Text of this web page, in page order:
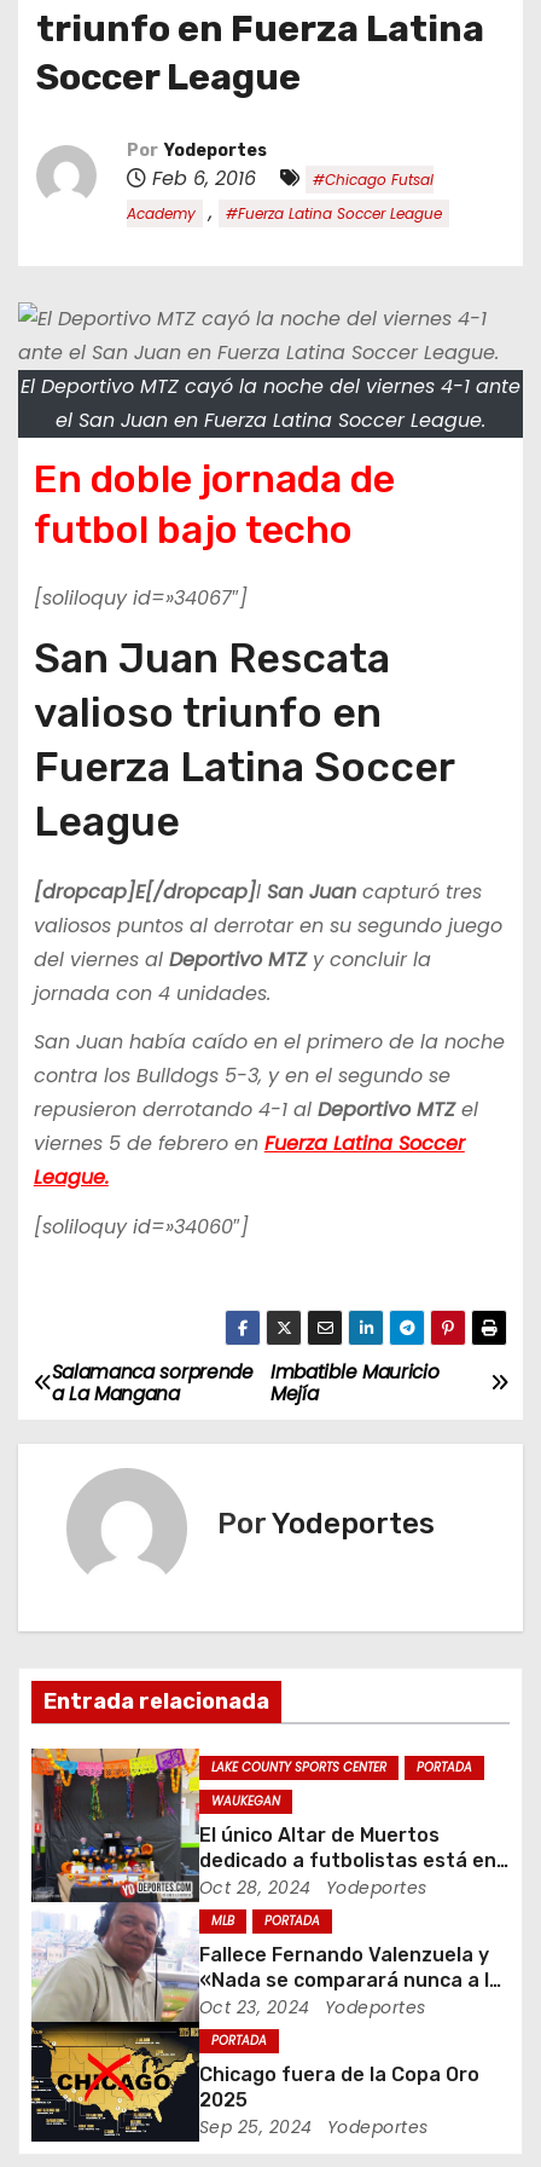
triunfo en Fuerza Latina
Soccer League
Por Yodeportes
Feb 6, 2016
#Chicago Futsal
Academy
, #Fuerza Latina Soccer League
El Deportivo MTZ cayó la noche del viernes 4-1 ante
el San Juan en Fuerza Latina Soccer League.
En doble jornada de
futbol bajo techo
[soliloquy id=»34067″]
San Juan Rescata
valioso triunfo en
Fuerza Latina Soccer
League
[dropcap]E[/dropcap]l San Juancapturó tres
valiosos puntos al derrotar en su segundo juego
del viernes al Deportivo MTZy concluir la
jornada con 4 unidades.
San Juan había caído en el primero de la noche
contra los Bulldogs 5-3, y en el segundo se
repusieron derrotando 4-1 al Deportivo MTZel
viernes 5 de febrero en Fuerza Latina Soccer
League.
[soliloquy id=»34060″]
N
a
a
c
i
ó
n
d
e
e
n
t
r
Imbatible Mauricio
Mejía
Salamanca sorprende
a La Mangana
PorYodeportes
Entrada relacionada
LAKE COUNTY SPORTS CENTER
PORTADA
WAUKEGAN
El único Altar de Muertos
dedicado a futbolistas está en
Waukegan Indoor
Oct 28, 2024 Yodeportes
MLB PORTADA
Fallece Fernando Valenzuela y
«Nada se comparará nunca a la
Fernandomania» dijo Jaime
Jarrin
Oct 23, 2024 Yodeportes
PORTADA
Chicago fuera de la Copa Oro
2025
Sep 25, 2024 Yodeportes